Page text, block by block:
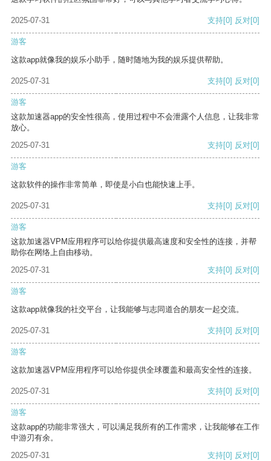
2025-07-31 支持[0] 反对[0]
游客
这款app就像我的娱乐小助手，随时随地为我的娱乐提供帮助。
2025-07-31 支持[0] 反对[0]
游客
这款加速器app的安全性很高，使用过程中不会泄露个人信息，让我非常
放心。
2025-07-31
支持[0] 反对[0]
游客
这款软件的操作非常简单，即使是小白也能快速上手。
2025-07-31 支持[0] 反对[0]
游客
这款加速器VPM应用程序可以给你提供最高速度和安全性的连接，并帮
助你在网络上自由移动。
2025-07-31
支持[0] 反对[0]
游客
这款app就像我的社交平台，让我能够与志同道合的朋友一起交流。
2025-07-31 支持[0] 反对[0]
游客
这款加速器VPM应用程序可以给你提供全球覆盖和最高安全性的连接。
2025-07-31 支持[0] 反对[0]
游客
这款app的功能非常强大，可以满足我所有的工作需求，让我能够在工作
中游刃有余。
2025-07-31
支持[0] 反对[0]